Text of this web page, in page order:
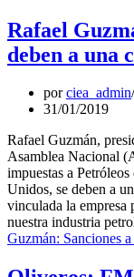
Rafael
deben a una
porciea_admin
31/01/2019
Rafael Guzmán,
Asamblea Nacional
impuestas a
Unidos, se deben a
vinculada la empresa
nuestra industria
Guzmán: Sanciones